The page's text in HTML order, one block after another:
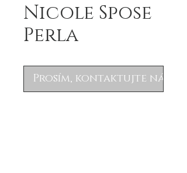
Nicole Spose
Perla
Prosím, kontaktujte nás